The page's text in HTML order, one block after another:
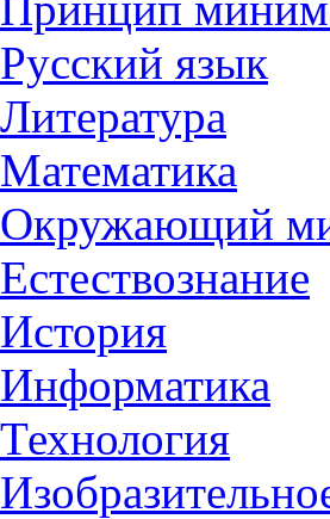
Русский язык
Литература
Математика
Окружающий
Естествознание
История
Информатика
Технология